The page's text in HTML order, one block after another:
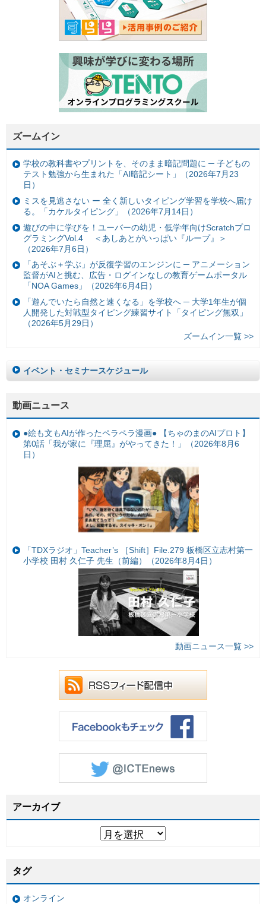
ズームイン
学校の教科書やプリントを、そのまま暗記問題に ─ 子どもの
テスト勉強から生まれた「AI暗記シート」（2026年7月23
日）
ミスを見逃さない ー 全く新しいタイピング学習を学校へ届け
る。「カケルタイピング」（2026年7月14日）
遊びの中に学びを！ユーバーの幼児・低学年向けScratchプロ
グラミングVol.4 ＜あしあとがいっぱい『ループ』＞
（2026年7月6日）
「あそぶ＋学ぶ」が反復学習のエンジンに ─ アニメーション
監督がAIと挑む、広告・ログインなしの教育ゲームポータル
「NOA Games」（2026年6月4日）
「遊んでいたら自然と速くなる」を学校へ ─ 大学1年生が個
人開発した対戦型タイピング練習サイト「タイピング無双」
（2026年5月29日）
ズームイン一覧 >>
イベント・セミナースケジュール
動画ニュース
●絵も文もAIが作ったペラペラ漫画● 【ちゃのまのAIプロト】
第0話「我が家に『理屈』がやってきた！」（2026年8月6
日）
「TDXラジオ」Teacher’s ［Shift］File.279 板橋区立志村第一
小学校 田村 久仁子 先生（前編）（2026年8月4日）
動画ニュース一覧 >>
アーカイブ
タグ
オンライン